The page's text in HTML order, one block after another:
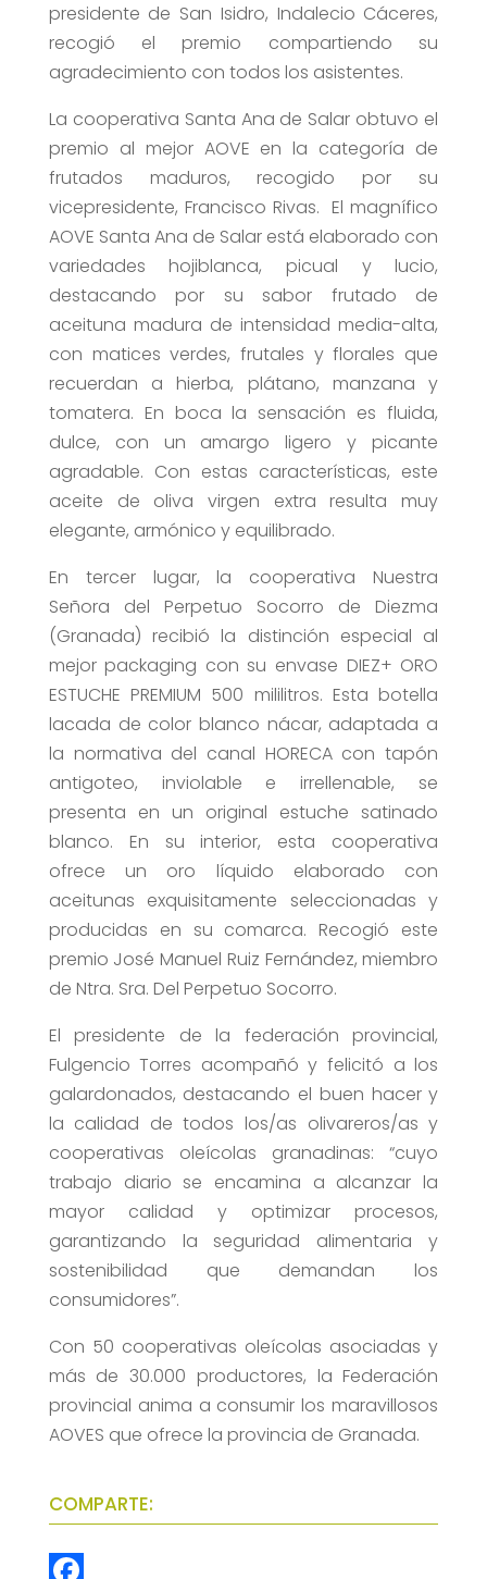
presidente de San Isidro, Indalecio Cáceres,
recogió el premio compartiendo su
agradecimiento con todos los asistentes.
La cooperativa Santa Ana de Salar obtuvo el
premio al mejor AOVE en la categoría de
frutados maduros, recogido por su
vicepresidente, Francisco Rivas. El magnífico
AOVE Santa Ana de Salar está elaborado con
variedades hojiblanca, picual y lucio,
destacando por su sabor frutado de
aceituna madura de intensidad media-alta,
con matices verdes, frutales y florales que
recuerdan a hierba, plátano, manzana y
tomatera. En boca la sensación es fluida,
dulce, con un amargo ligero y picante
agradable. Con estas características, este
aceite de oliva virgen extra resulta muy
elegante, armónico y equilibrado.
En tercer lugar, la cooperativa Nuestra
Señora del Perpetuo Socorro de Diezma
(Granada) recibió la distinción especial al
mejor packaging con su envase DIEZ+ ORO
ESTUCHE PREMIUM 500 mililitros. Esta botella
lacada de color blanco nácar, adaptada a
la normativa del canal HORECA con tapón
antigoteo, inviolable e irrellenable, se
presenta en un original estuche satinado
blanco. En su interior, esta cooperativa
ofrece un oro líquido elaborado con
aceitunas exquisitamente seleccionadas y
producidas en su comarca. Recogió este
premio José Manuel Ruiz Fernández, miembro
de Ntra. Sra. Del Perpetuo Socorro.
El presidente de la federación provincial,
Fulgencio Torres acompañó y felicitó a los
galardonados, destacando el buen hacer y
la calidad de todos los/as olivareros/as y
cooperativas oleícolas granadinas: “cuyo
trabajo diario se encamina a alcanzar la
mayor calidad y optimizar procesos,
garantizando la seguridad alimentaria y
sostenibilidad que demandan los
consumidores”.
Con 50 cooperativas oleícolas asociadas y
más de 30.000 productores, la Federación
provincial anima a consumir los maravillosos
AOVES que ofrece la provincia de Granada.
COMPARTE: